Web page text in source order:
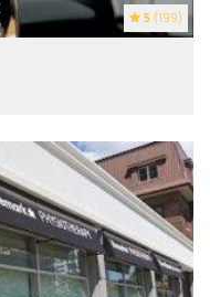
5 (199)